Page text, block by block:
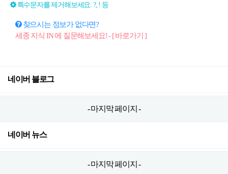
특수문자를 제거해보세요. ?, ! 등
찾으시는 정보가 없다면?
세종 지식 IN 에 질문해보세요! - [ 바로가기 ]
네이버 블로그
- 마지막 페이지 -
네이버 뉴스
- 마지막 페이지 -